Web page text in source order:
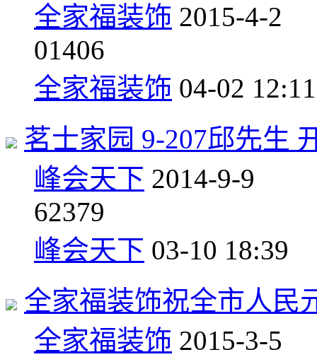
全家福装饰 2015-4-2
01406
全家福装饰 04-02 12:11
茗士家园 9-207邱先生
峰会天下 2014-9-9
62379
峰会天下 03-10 18:39
全家福装饰祝全市人民
全家福装饰 2015-3-5